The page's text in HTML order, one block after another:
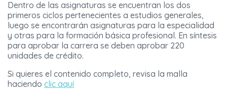
Dentro de las asignaturas se encuentran los dos
primeros ciclos pertenecientes a estudios generales,
luego se encontrarán asignaturas para la especialidad
y otras para la formación básica profesional. En síntesis
para aprobar la carrera se deben aprobar 220
unidades de crédito.
Si quieres el contenido completo, revisa la malla
haciendo clic aquí